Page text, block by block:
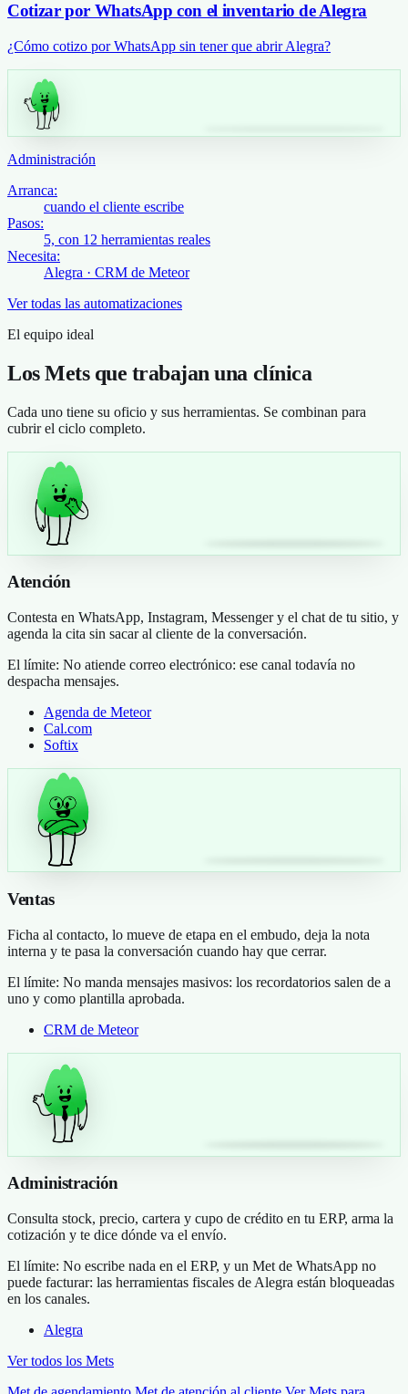
Cotizar por WhatsApp con el inventario de Alegra
¿Cómo cotizo por WhatsApp sin tener que abrir Alegra?
Administración
Arranca:
cuando el cliente escribe
Pasos:
5, con 12 herramientas reales
Necesita:
Alegra · CRM de Meteor
Ver todas las automatizaciones
El equipo ideal
Los Mets que trabajan una clínica
Cada uno tiene su oficio y sus herramientas. Se combinan para
cubrir el ciclo completo.
Atención
Contesta en WhatsApp, Instagram, Messenger y el chat de tu sitio, y
agenda la cita sin sacar al cliente de la conversación.
El límite: No atiende correo electrónico: ese canal todavía no
despacha mensajes.
Agenda de Meteor
Cal.com
Softix
Ventas
Ficha al contacto, lo mueve de etapa en el embudo, deja la nota
interna y te pasa la conversación cuando hay que cerrar.
El límite: No manda mensajes masivos: los recordatorios salen de a
uno y como plantilla aprobada.
CRM de Meteor
Administración
Consulta stock, precio, cartera y cupo de crédito en tu ERP, arma la
cotización y te dice dónde va el envío.
El límite: No escribe nada en el ERP, y un Met de WhatsApp no
puede facturar: las herramientas fiscales de Alegra están bloqueadas
en los canales.
Alegra
Ver todos los Mets